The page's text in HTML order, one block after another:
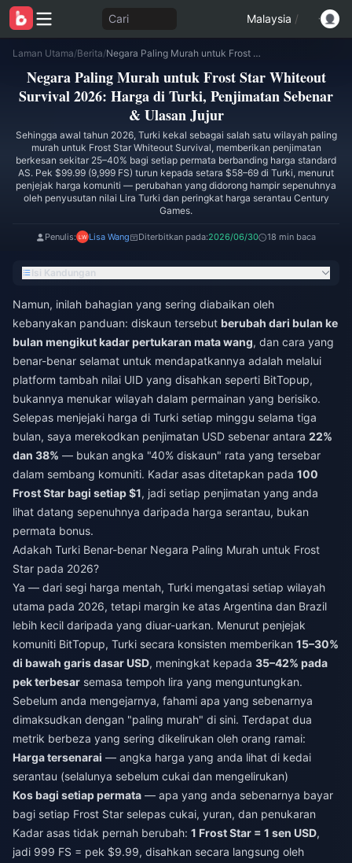
Cari Malaysia /
Laman Utama/Berita/ Negara Paling Murah untuk Frost Star Whiteout Survival 2026: Harga di Turki, Penjimatan Sebenar & Ulasan Jujur
Negara Paling Murah untuk Frost Star Whiteout
Survival 2026: Harga di Turki, Penjimatan Sebenar
& Ulasan Jujur
Sehingga awal tahun 2026, Turki kekal sebagai salah satu wilayah paling
murah untuk Frost Star Whiteout Survival, memberikan penjimatan
berkesan sekitar 25–40% bagi setiap permata berbanding harga standard
AS. Pek $99.99 (9,999 FS) turun kepada setara $58–69 di Turki, menurut
penjejak harga komuniti — perubahan yang didorong hampir sepenuhnya
oleh penyusutan nilai Lira Turki dan peringkat harga serantau Century
Games.
Penulis: Lisa Wang Diterbitkan pada:2026/06/30 18 min baca
Isi Kandungan
Namun, inilah bahagian yang sering diabaikan oleh
kebanyakan panduan: diskaun tersebut berubah dari bulan ke
bulan mengikut kadar pertukaran mata wang, dan cara yang
benar-benar selamat untuk mendapatkannya adalah melalui
platform tambah nilai UID yang disahkan seperti BitTopup,
bukannya menukar wilayah dalam permainan yang berisiko.
Selepas menjejaki harga di Turki setiap minggu selama tiga
bulan, saya merekodkan penjimatan USD sebenar antara 22%
dan 38% — bukan angka "40% diskaun" rata yang tersebar
dalam sembang komuniti. Kadar asas ditetapkan pada 100
Frost Star bagi setiap $1, jadi setiap penjimatan yang anda
lihat datang sepenuhnya daripada harga serantau, bukan
permata bonus.
Adakah Turki Benar-benar Negara Paling Murah untuk Frost
Star pada 2026?
Ya — dari segi harga mentah, Turki mengatasi setiap wilayah
utama pada 2026, tetapi margin ke atas Argentina dan Brazil
lebih kecil daripada yang diuar-uarkan. Menurut penjejak
komuniti BitTopup, Turki secara konsisten memberikan 15–30%
di bawah garis dasar USD, meningkat kepada 35–42% pada
pek terbesar semasa tempoh lira yang menguntungkan.
Sebelum anda mengejarnya, fahami apa yang sebenarnya
dimaksudkan dengan "paling murah" di sini. Terdapat dua
metrik berbeza yang sering dikelirukan oleh orang ramai:
Harga tersenarai — angka harga yang anda lihat di kedai
serantau (selalunya sebelum cukai dan mengelirukan)
Kos bagi setiap permata — apa yang anda sebenarnya bayar
bagi setiap Frost Star selepas cukai, yuran, dan penukaran
Kadar asas tidak pernah berubah: 1 Frost Star = 1 sen USD,
jadi 999 FS = pek $9.99, disahkan secara langsung oleh